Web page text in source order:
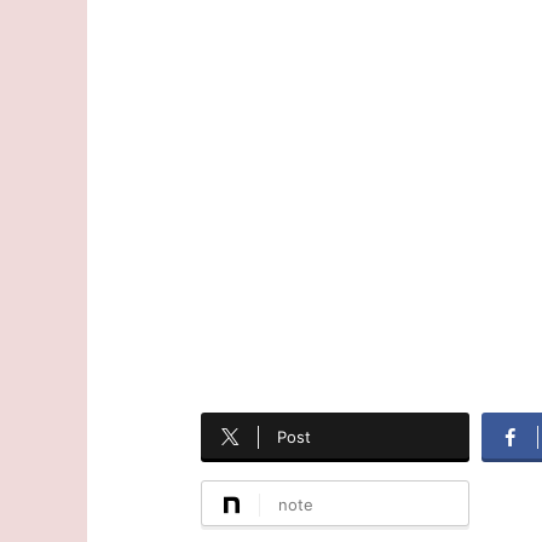
Post
note